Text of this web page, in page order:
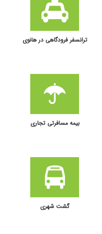
ترانسفر فرودگاهی در هانوی
بیمه مسافرتی تجاری
گشت شهری